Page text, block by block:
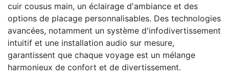
cuir cousus main, un éclairage d'ambiance et des
options de placage personnalisables. Des technologies
avancées, notamment un système d'infodivertissement
intuitif et une installation audio sur mesure,
garantissent que chaque voyage est un mélange
harmonieux de confort et de divertissement.